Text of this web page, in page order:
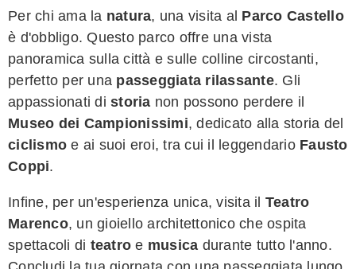
Per chi ama la natura, una visita al Parco Castello
è d'obbligo. Questo parco offre una vista
panoramica sulla città e sulle colline circostanti,
perfetto per una passeggiata rilassante. Gli
appassionati di storia non possono perdere il
Museo dei Campionissimi, dedicato alla storia del
ciclismo e ai suoi eroi, tra cui il leggendario Fausto
Coppi.
Infine, per un'esperienza unica, visita il Teatro
Marenco, un gioiello architettonico che ospita
spettacoli di teatro e musica durante tutto l'anno.